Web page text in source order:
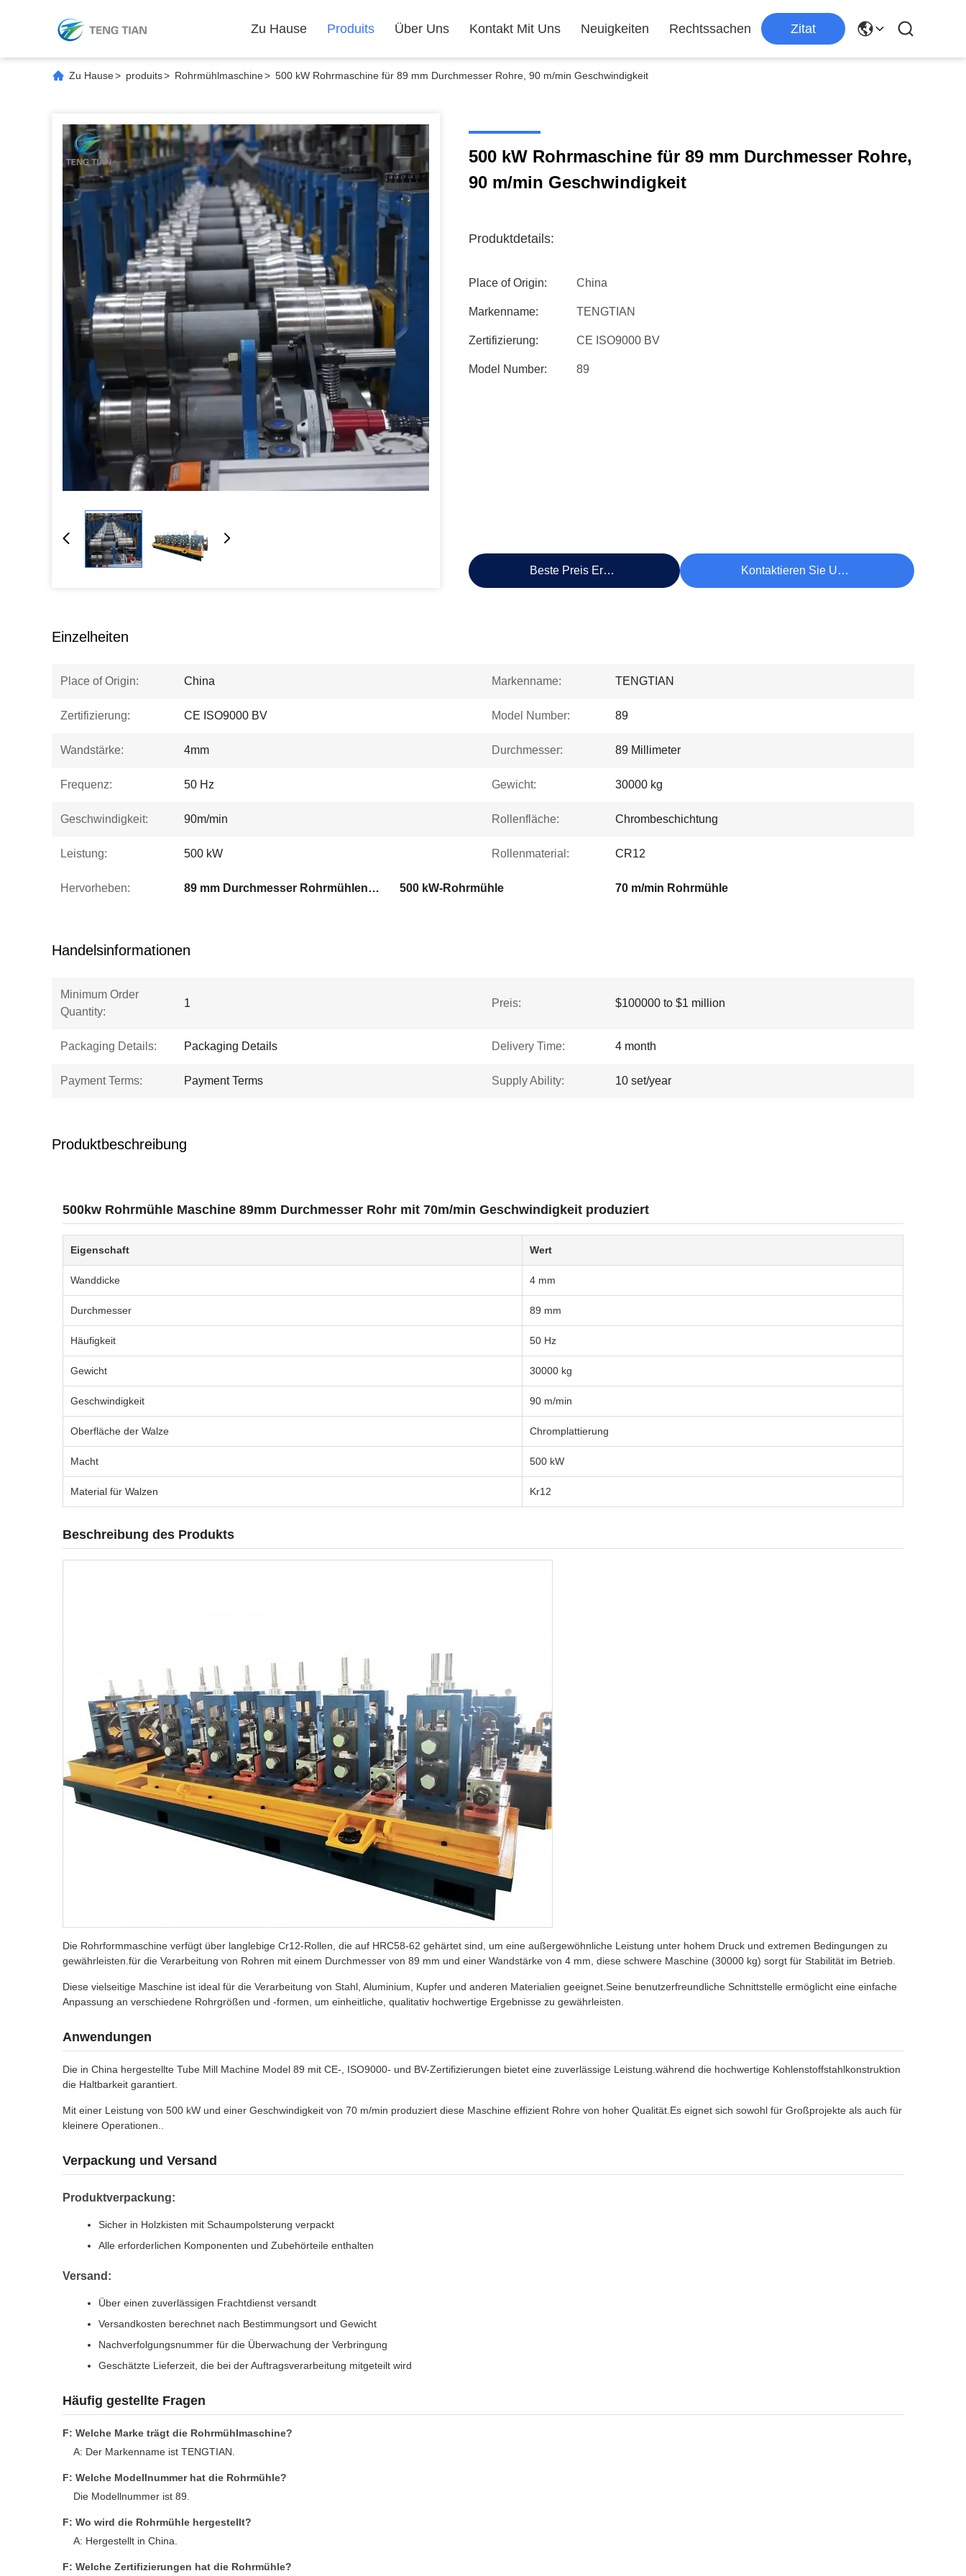
Zu Hause Produits Über Uns Kontakt Mit Uns Neuigkeiten Rechtssachen Zitat
Zu Hause> produits> Rohrmühlmaschine> 500 kW Rohrmaschine für 89 mm Durchmesser Rohre, 90 m/min Geschwindigkeit
500 kW Rohrmaschine für 89 mm Durchmesser Rohre,
90 m/min Geschwindigkeit
Produktdetails:
Place of Origin: China
Markenname: TENGTIAN
Zertifizierung: CE ISO9000 BV
Model Number: 89
Beste Preis Erhalten Kontaktieren Sie Uns Jetzt
Einzelheiten
Place of Origin: China Markenname: TENGTIAN
Zertifizierung: CE ISO9000 BV Model Number: 89
Wandstärke: 4mm Durchmesser: 89 Millimeter
Frequenz: 50 Hz Gewicht: 30000 kg
Geschwindigkeit: 90m/min Rollenfläche: Chrombeschichtung
Leistung: 500 kW Rollenmaterial: CR12
Hervorheben: 89 mm Durchmesser Rohrmühlenmaschine 500 kW-Rohrmühle 70 m/min Rohrmühle
Handelsinformationen
Minimum Order
Quantity:
1 Preis: $100000 to $1 million
Packaging Details: Packaging Details Delivery Time: 4 month
Payment Terms: Payment Terms Supply Ability: 10 set/year
Produktbeschreibung
500kw Rohrmühle Maschine 89mm Durchmesser Rohr mit 70m/min Geschwindigkeit produziert
Eigenschaft Wert
Wanddicke 4 mm
Durchmesser 89 mm
Häufigkeit 50 Hz
Gewicht 30000 kg
Geschwindigkeit 90 m/min
Oberfläche der Walze Chromplattierung
Macht 500 kW
Material für Walzen Kr12
Beschreibung des Produkts
Die Rohrformmaschine verfügt über langlebige Cr12-Rollen, die auf HRC58-62 gehärtet sind, um eine außergewöhnliche Leistung unter hohem Druck und extremen Bedingungen zu
gewährleisten.für die Verarbeitung von Rohren mit einem Durchmesser von 89 mm und einer Wandstärke von 4 mm, diese schwere Maschine (30000 kg) sorgt für Stabilität im Betrieb.
Diese vielseitige Maschine ist ideal für die Verarbeitung von Stahl, Aluminium, Kupfer und anderen Materialien geeignet.Seine benutzerfreundliche Schnittstelle ermöglicht eine einfache
Anpassung an verschiedene Rohrgrößen und -formen, um einheitliche, qualitativ hochwertige Ergebnisse zu gewährleisten.
Anwendungen
Die in China hergestellte Tube Mill Machine Model 89 mit CE-, ISO9000- und BV-Zertifizierungen bietet eine zuverlässige Leistung.während die hochwertige Kohlenstoffstahlkonstruktion
die Haltbarkeit garantiert.
Mit einer Leistung von 500 kW und einer Geschwindigkeit von 70 m/min produziert diese Maschine effizient Rohre von hoher Qualität.Es eignet sich sowohl für Großprojekte als auch für
kleinere Operationen..
Verpackung und Versand
Produktverpackung:
Sicher in Holzkisten mit Schaumpolsterung verpackt
Alle erforderlichen Komponenten und Zubehörteile enthalten
Versand:
Über einen zuverlässigen Frachtdienst versandt
Versandkosten berechnet nach Bestimmungsort und Gewicht
Nachverfolgungsnummer für die Überwachung der Verbringung
Geschätzte Lieferzeit, die bei der Auftragsverarbeitung mitgeteilt wird
Häufig gestellte Fragen
F: Welche Marke trägt die Rohrmühlmaschine?
A: Der Markenname ist TENGTIAN.
F: Welche Modellnummer hat die Rohrmühle?
Die Modellnummer ist 89.
F: Wo wird die Rohrmühle hergestellt?
A: Hergestellt in China.
F: Welche Zertifizierungen hat die Rohrmühle?